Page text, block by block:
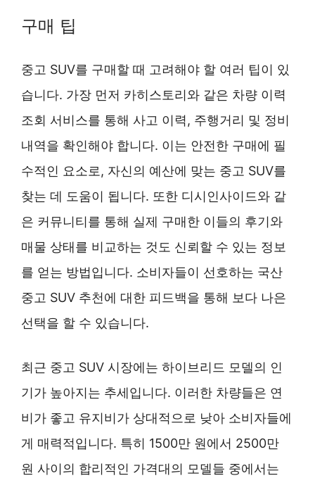
구매 팁
중고 SUV를 구매할 때 고려해야 할 여러 팁이 있
습니다. 가장 먼저 카히스토리와 같은 차량 이력
조회 서비스를 통해 사고 이력, 주행거리 및 정비
내역을 확인해야 합니다. 이는 안전한 구매에 필
수적인 요소로, 자신의 예산에 맞는 중고 SUV를
찾는 데 도움이 됩니다. 또한 디시인사이드와 같
은 커뮤니티를 통해 실제 구매한 이들의 후기와
매물 상태를 비교하는 것도 신뢰할 수 있는 정보
를 얻는 방법입니다. 소비자들이 선호하는 국산
중고 SUV 추천에 대한 피드백을 통해 보다 나은
선택을 할 수 있습니다.
최근 중고 SUV 시장에는 하이브리드 모델의 인
기가 높아지는 추세입니다. 이러한 차량들은 연
비가 좋고 유지비가 상대적으로 낮아 소비자들에
게 매력적입니다. 특히 1500만 원에서 2500만
원 사이의 합리적인 가격대의 모델들 중에서는